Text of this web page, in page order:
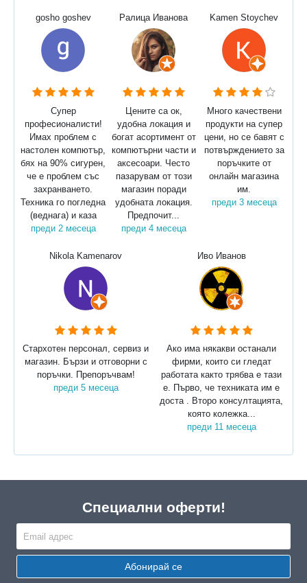
gosho goshev
Супер
професионалисти!
Имах проблем с
настолен компютър,
бях на 90% сигурен,
че е проблем със
захранването.
Техника го погледна
(веднага) и каза
преди 2 месеца
Ралица Иванова
Цените са ок,
удобна локация и
богат асортимент от
компютърни части и
аксесоари. Често
пазарувам от този
магазин поради
удобната локация.
Предпочит...
преди 4 месеца
Kamen Stoychev
Много качествени
продукти на супер
цени, но се бавят с
потвърждението за
поръчките от
онлайн магазина
им.
преди 3 месеца
Nikola Kamenarov
Стархотен персонал, сервиз и
магазин. Бързи и отговорни с
поръчки. Препоръчвам!
преди 5 месеца
Иво Иванов
Ако има някакви останали
фирми, които си гледат
работата както трябва е тази
е. Първо, че техниката им е
доста . Второ консултацията,
която колежка...
преди 11 месеца
Специални оферти!
Абонирай се